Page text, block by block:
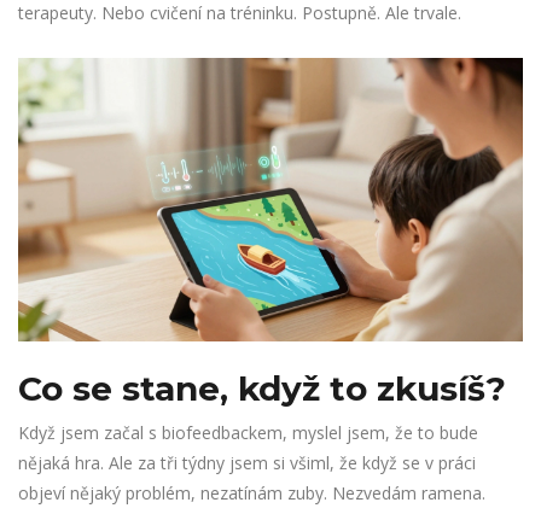
terapeuty. Nebo cvičení na tréninku. Postupně. Ale trvale.
Co se stane, když to zkusíš?
Když jsem začal s biofeedbackem, myslel jsem, že to bude
nějaká hra. Ale za tři týdny jsem si všiml, že když se v práci
objeví nějaký problém, nezatínám zuby. Nezvedám ramena.